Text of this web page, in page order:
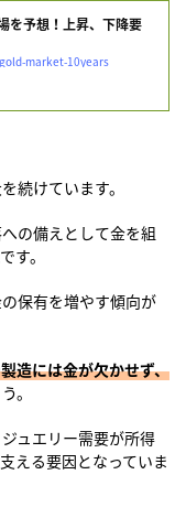
を予想！上昇、下降要
market-10years
続けています。
の備えとして金を組
す。
保有を増やす傾向が
造には金が欠かせず、
。
ュエリー需要が所得
える要因となっていま